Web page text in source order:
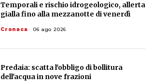
Temporali e rischio idrogeologico, allerta
gialla fino alla mezzanotte di venerdì
Cronaca 06 ago 2026
Predaia: scatta l'obbligo di bollitura
dell'acqua in nove frazioni